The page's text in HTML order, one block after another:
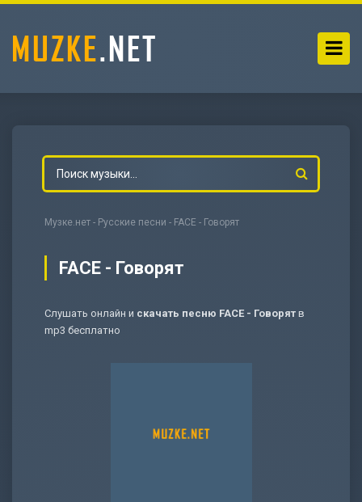
Музке.нет - Русские песни - FACE - Говорят
FACE - Говорят
Слушать онлайн и скачать песню FACE - Говорят в
mp3 бесплатно